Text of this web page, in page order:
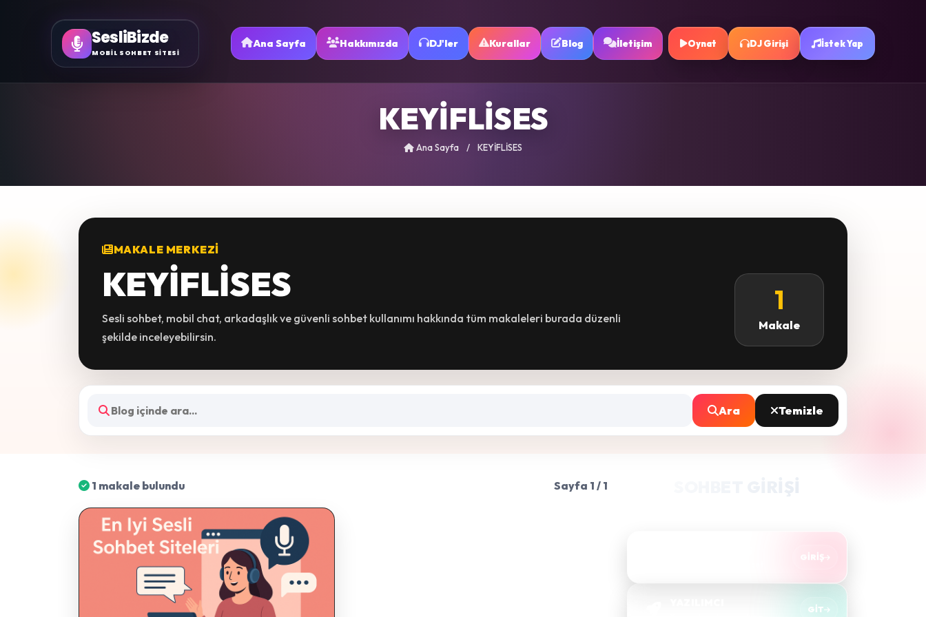
SesliBizde
MOBİL SOHBET SİTESİ
Ana Sayfa Hakkımızda DJ'ler Kurallar Blog İletişim Oynat DJ Girişi İstek Yap
KEYİFLİSES
Ana Sayfa / KEYİFLİSES
MAKALE MERKEZI
KEYİFLİSES
Sesli sohbet, mobil chat, arkadaşlık ve güvenli sohbet kullanımı hakkında tüm makaleleri burada düzenli
şekilde inceleyebilirsin.
1
Makale
Ara Temizle
1 makale bulundu Sayfa 1 / 1
GIRIŞ
GIT